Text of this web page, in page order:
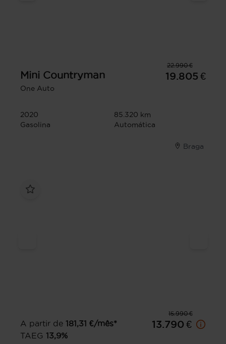
22.990 €
Mini Countryman
One Auto
19.805 €
2020
85.320 km
Gasolina
Automática
Braga
15.990 €
A partir de 181,31 €/mês*
TAEG 13,9%
13.790 €